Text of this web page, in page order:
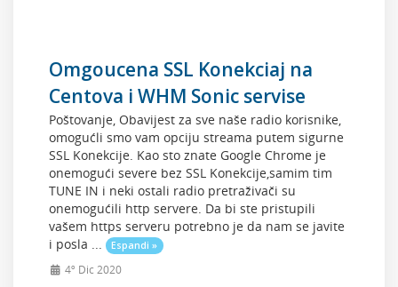
Omgoucena SSL Konekciaj na
Centova i WHM Sonic servise
Poštovanje, Obavijest za sve naše radio korisnike,
omogućli smo vam opciju streama putem sigurne
SSL Konekcije. Kao sto znate Google Chrome je
onemogući severe bez SSL Konekcije,samim tim
TUNE IN i neki ostali radio pretraživači su
onemogućili http servere. Da bi ste pristupili
vašem https serveru potrebno je da nam se javite
i posla ...
Espandi »
4º Dic 2020